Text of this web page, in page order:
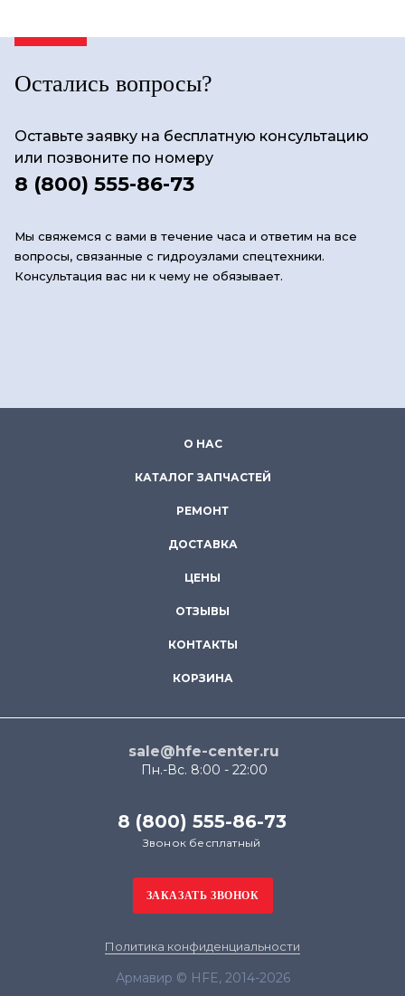
Остались вопросы?
Оставьте заявку на бесплатную консультацию
или позвоните по номеру
8 (800) 555-86-73
Мы свяжемся с вами в течение часа и ответим на все
вопросы, связанные с гидроузлами спецтехники.
Консультация вас ни к чему не обязывает.
О НАС
КАТАЛОГ ЗАПЧАСТЕЙ
РЕМОНТ
ДОСТАВКА
ЦЕНЫ
ОТЗЫВЫ
КОНТАКТЫ
КОРЗИНА
sale@hfe-center.ru
Пн.-Вс. 8:00 - 22:00
8 (800) 555-86-73
Звонок бесплатный
Политика конфиденциальности
Армавир © HFE, 2014-2026